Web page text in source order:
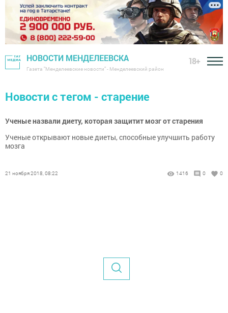
НОВОСТИ МЕНДЕЛЕЕВСКА
Газета "Менделеевские новости" - Менделеевский район
18+
Новости с тегом - старение
Ученые назвали диету, которая защитит мозг от старения
Ученые открывают новые диеты, способные улучшить работу
мозга
21 ноября 2018, 08:22 1416 0 0